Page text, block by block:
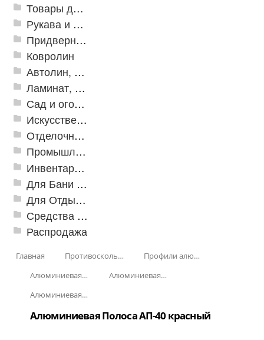
Товары для дома
Рукава и шланги промышленные
Придверные решетки
Ковролин
Автолин, Транслин, Линолеум
Ламинат, Кварцвиниловая плитка SPC
Сад и огород
Искусственная трава
Отделочные профили
Промышленный текстиль
Инвентарь для клининга
Для Бани и Сауны
Для Отдыха и Пикника
Средства от насекомых и садовых вредителей
Распродажа
Главная Противоскользящая защита для лестниц, профили, ленты
Профили алюминиевые с резиновой вставкой
Алюминиевая полоса с резиновыми вставками
Алюминиевая Полоса с резиновой вставкой АП-40
Алюминиевая Полоса с резиновой вставкой АП-40 Без покрытия
Алюминиевая Полоса АП-40 красный